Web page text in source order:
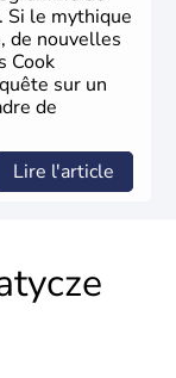
Si le mythique
de nouvelles
Cook
sur un
de
Lire l'article